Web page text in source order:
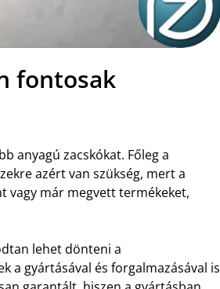
fontosak
anyagú zacskókat. Főleg a
azért van szükség, mert a
vagy már megvett termékeket,
lehet dönteni a
a gyártásával és forgalmazásával is